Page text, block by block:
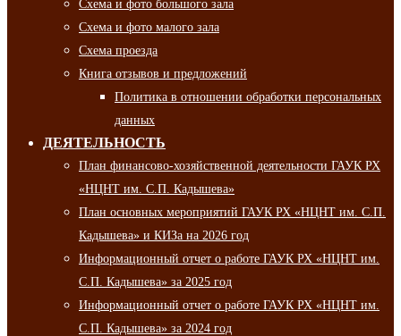
Схема и фото большого зала
Схема и фото малого зала
Схема проезда
Книга отзывов и предложений
Политика в отношении обработки персональных
данных
ДЕЯТЕЛЬНОСТЬ
План финансово-хозяйственной деятельности ГАУК РХ
«НЦНТ им. С.П. Кадышева»
План основных мероприятий ГАУК РХ «НЦНТ им. С.П.
Кадышева» и КИЗа на 2026 год
Информационный отчет о работе ГАУК РХ «НЦНТ им.
С.П. Кадышева» за 2025 год
Информационный отчет о работе ГАУК РХ «НЦНТ им.
С.П. Кадышева» за 2024 год